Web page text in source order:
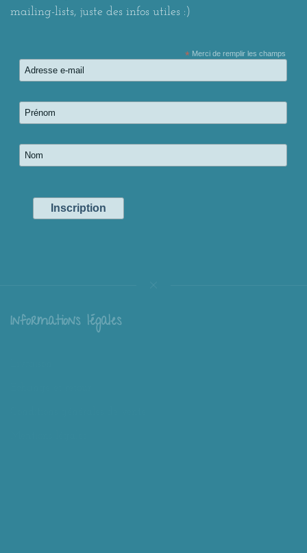
mailing-lists, juste des infos utiles :)
* Merci de remplir les champs
Informations légales